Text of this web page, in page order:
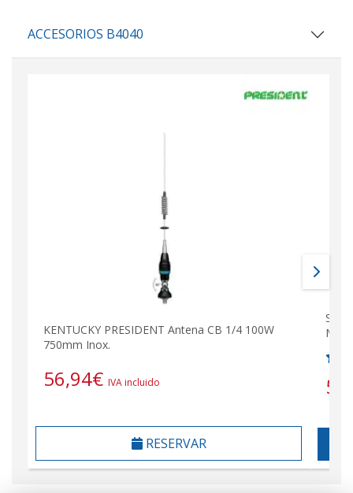
ACCESORIOS B4040
KENTUCKY PRESIDENT Antena CB 1/4 100W
750mm Inox.
56,94€ IVA incluido
RESERVAR
Mhz